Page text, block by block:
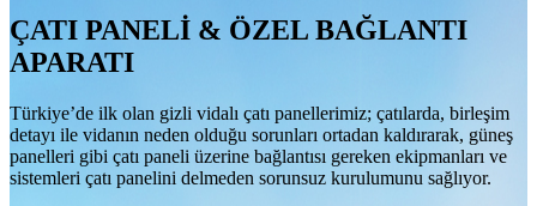
ÇATI PANELİ & ÖZEL BAĞLANTI
APARATI
Türkiye’de ilk olan gizli vidalı çatı panellerimiz; çatılarda, birleşim
detayı ile vidanın neden olduğu sorunları ortadan kaldırarak, güneş
panelleri gibi çatı paneli üzerine bağlantısı gereken ekipmanları ve
sistemleri çatı panelini delmeden sorunsuz kurulumunu sağlıyor.